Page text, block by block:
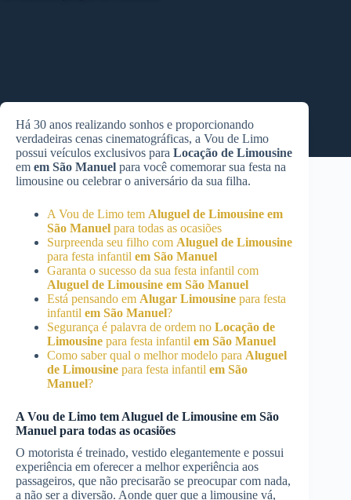
Há 30 anos realizando sonhos e proporcionando
verdadeiras cenas cinematográficas, a Vou de Limo
possui veículos exclusivos para Locação de Limousine
em em São Manuel para você comemorar sua festa na
limousine ou celebrar o aniversário da sua filha.
A Vou de Limo tem Aluguel de Limousine em
São Manuel para todas as ocasiões
Surpreenda seu filho com Aluguel de Limousine
para festa infantil em São Manuel
Garanta o sucesso da sua festa infantil com
Aluguel de Limousine em São Manuel
Está pensando em Alugar Limousine para festa
infantil em São Manuel?
Segurança é palavra de ordem no Locação de
Limousine para festa infantil em São Manuel
Como saber qual o melhor modelo para Aluguel
de Limousine para festa infantil em São
Manuel?
A Vou de Limo tem Aluguel de Limousine em São
Manuel para todas as ocasiões
O motorista é treinado, vestido elegantemente e possui
experiência em oferecer a melhor experiência aos
passageiros, que não precisarão se preocupar com nada,
a não ser a diversão. Aonde quer que a limousine vá,